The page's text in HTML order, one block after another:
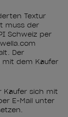
Textur
muss der
Schweiz per
Der
mit dem Käufer
Käufer sich mit
E-Mail unter